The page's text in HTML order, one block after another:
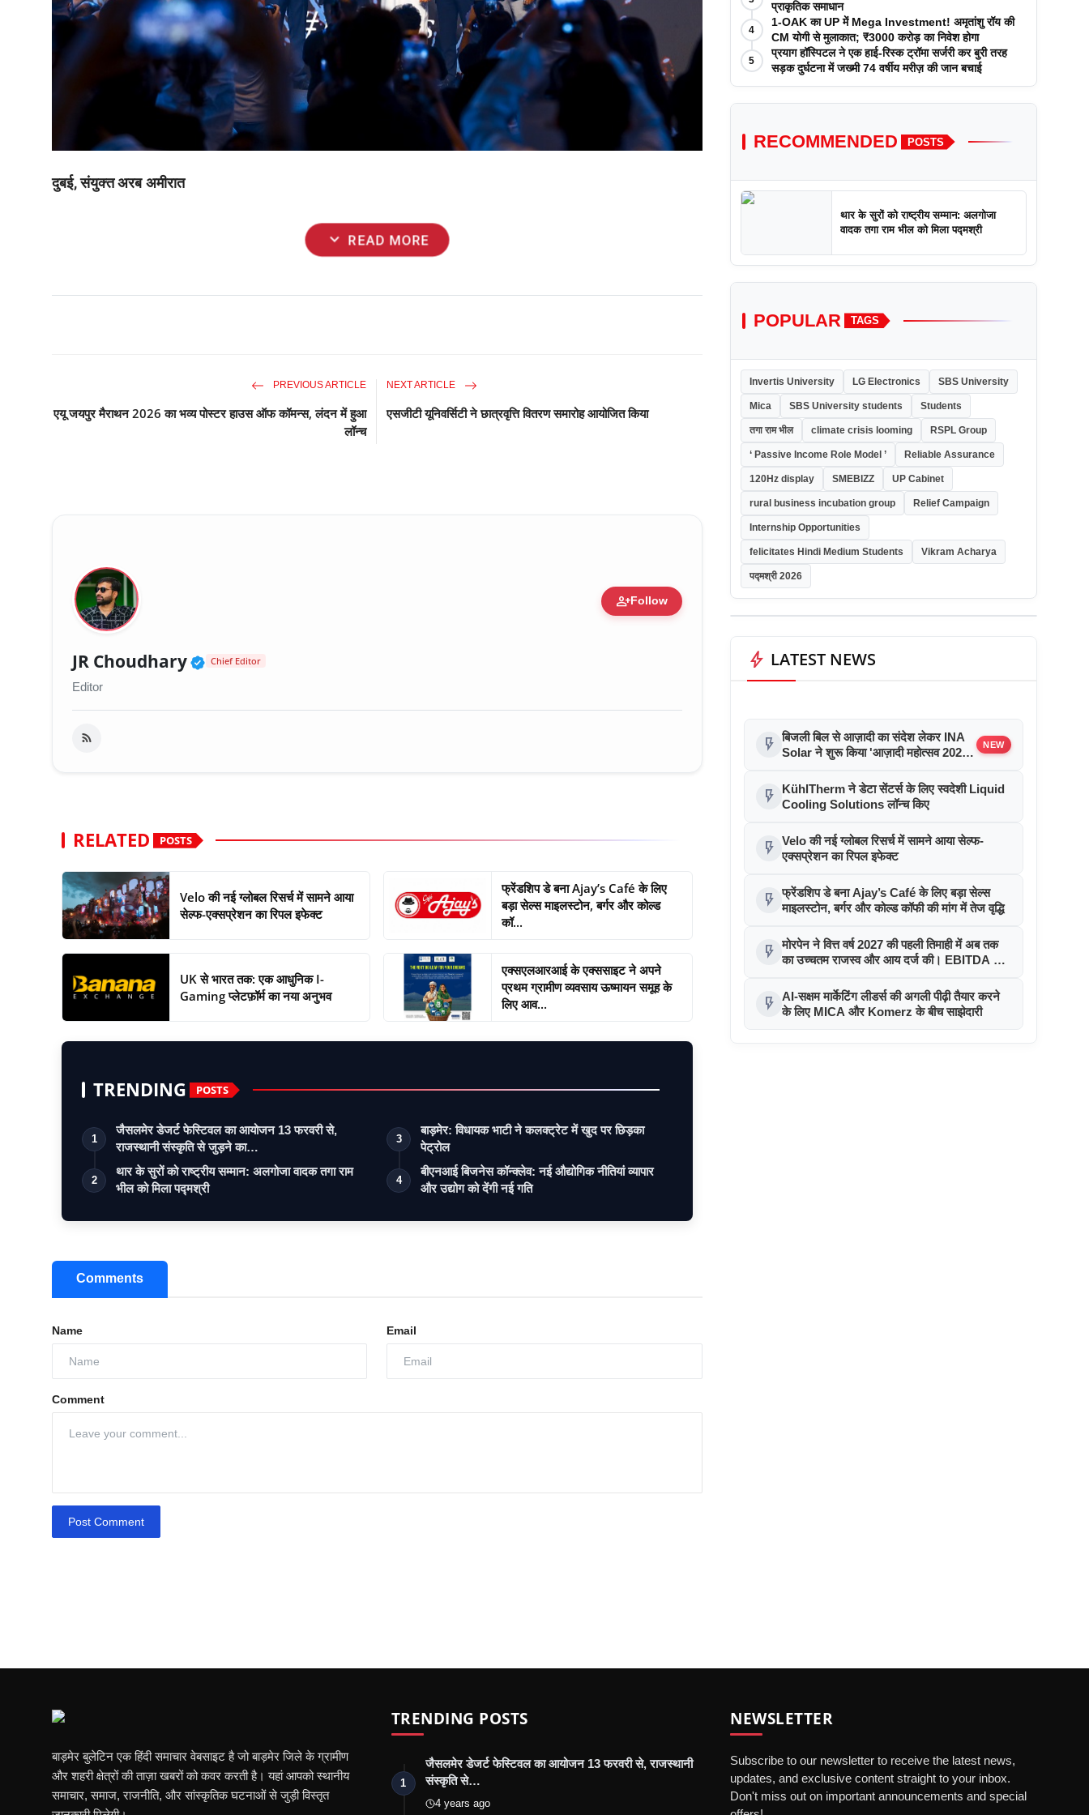
दुबई, संयुक्त अरब अमीरात
expand_more READ MORE
PREVIOUS ARTICLE
एयू जयपुर मैराथन 2026 का भव्य पोस्टर हाउस ऑफ कॉमन्स, लंदन में हुआ
लॉन्च
NEXT ARTICLE
एसजीटी यूनिवर्सिटी ने छात्रवृत्ति वितरण समारोह आयोजित किया
person_addFollow
JR Choudhary Verified Public Figure • 30 Mar, 2026
Chief Editor
Editor
RELATED POSTS
Velo की नई ग्लोबल रिसर्च में सामने आया
सेल्फ-एक्सप्रेशन का रिपल इफेक्ट
फ्रेंडशिप डे बना Ajay’s Café के लिए
बड़ा सेल्स माइलस्टोन, बर्गर और कोल्ड
कॉ...
UK से भारत तक: एक आधुनिक I-
Gaming प्लेटफ़ॉर्म का नया अनुभव
एक्सएलआरआई के एक्ससाइट ने अपने
प्रथम ग्रामीण व्यवसाय ऊष्मायन समूह के
लिए आव...
TRENDING POSTS
1
जैसलमेर डेजर्ट फेस्टिवल का आयोजन 13 फरवरी से,
राजस्थानी संस्कृति से जुड़ने का…
2
थार के सुरों को राष्ट्रीय सम्मान: अलगोजा वादक तगा राम
भील को मिला पद्मश्री
3
बाड़मेर: विधायक भाटी ने कलक्ट्रेट में खुद पर छिड़का
पेट्रोल
4
बीएनआई बिजनेस कॉन्क्लेव: नई औद्योगिक नीतियां व्यापार
और उद्योग को देंगी नई गति
Comments
Name Email
Comment
Post Comment
प्राकृतिक समाधान
4
1-OAK का UP में Mega Investment! अमृतांशु रॉय की
CM योगी से मुलाकात; ₹3000 करोड़ का निवेश होगा
5
प्रयाग हॉस्पिटल ने एक हाई-रिस्क ट्रॉमा सर्जरी कर बुरी तरह
सड़क दुर्घटना में जख्मी 74 वर्षीय मरीज़ की जान बचाई
RECOMMENDED POSTS
थार के सुरों को राष्ट्रीय सम्मान: अलगोजा
वादक तगा राम भील को मिला पद्मश्री
POPULAR TAGS
Invertis University LG Electronics SBS University
Mica SBS University students Students
तगा राम भील climate crisis looming RSPL Group
‘ Passive Income Role Model ’ Reliable Assurance
120Hz display SMEBIZZ UP Cabinet
rural business incubation group Relief Campaign
Internship Opportunities
felicitates Hindi Medium Students Vikram Acharya
पद्मश्री 2026
bolt LATEST NEWS
flash_on बिजली बिल से आज़ादी का संदेश लेकर INA
Solar ने शुरू किया 'आज़ादी महोत्सव 2026'
NEW
flash_on
KühlTherm ने डेटा सेंटर्स के लिए स्वदेशी Liquid
Cooling Solutions लॉन्च किए
flash_on Velo की नई ग्लोबल रिसर्च में सामने आया सेल्फ-
एक्सप्रेशन का रिपल इफेक्ट
flash_on फ्रेंडशिप डे बना Ajay’s Café के लिए बड़ा सेल्स
माइलस्टोन, बर्गर और कोल्ड कॉफी की मांग में तेज वृद्धि
flash_on मोरपेन ने वित्त वर्ष 2027 की पहली तिमाही में अब तक
का उच्चतम राजस्व और आय दर्ज की। EBITDA में
कार्यक्रम ने पुरंतया व्यावसायीक चरण में प्रवेश किया
flash_on AI-सक्षम मार्केटिंग लीडर्स की अगली पीढ़ी तैयार करने
के लिए MICA और Komerz के बीच साझेदारी
बाड़मेर बुलेटिन एक हिंदी समाचार वेबसाइट है जो बाड़मेर जिले के ग्रामीण
और शहरी क्षेत्रों की ताज़ा खबरों को कवर करती है। यहां आपको स्थानीय
समाचार, समाज, राजनीति, और सांस्कृतिक घटनाओं से जुड़ी विस्तृत
TRENDING POSTS
1
जैसलमेर डेजर्ट फेस्टिवल का आयोजन 13 फरवरी से, राजस्थानी
संस्कृति से…
4 years ago
NEWSLETTER
Subscribe to our newsletter to receive the latest news,
updates, and exclusive content straight to your inbox.
Don't miss out on important announcements and special